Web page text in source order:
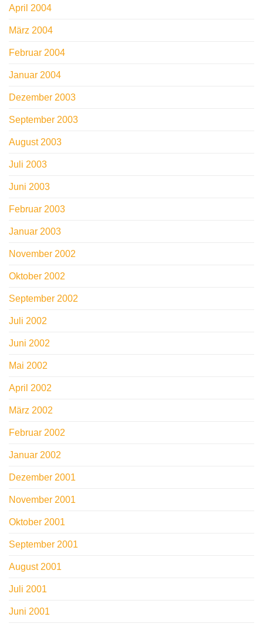
April 2004
März 2004
Februar 2004
Januar 2004
Dezember 2003
September 2003
August 2003
Juli 2003
Juni 2003
Februar 2003
Januar 2003
November 2002
Oktober 2002
September 2002
Juli 2002
Juni 2002
Mai 2002
April 2002
März 2002
Februar 2002
Januar 2002
Dezember 2001
November 2001
Oktober 2001
September 2001
August 2001
Juli 2001
Juni 2001